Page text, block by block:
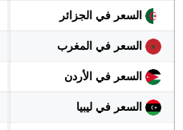
السعر في الجزائر
السعر في المغرب
السعر في الأردن
السعر في ليبيا